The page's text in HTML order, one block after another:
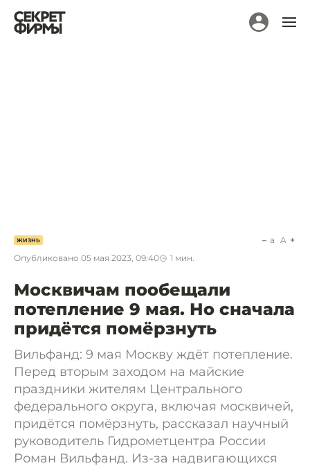
ЖИЗНЬ
Опубликовано 05 мая 2023, 09:40 1 мин.
a A
Москвичам пообещали
потепление 9 мая. Но сначала
придётся помёрзнуть
Вильфанд: 9 мая Москву ждёт потепление.
Перед вторым заходом на майские
праздники жителям Центрального
федерального округа, включая москвичей,
придётся помёрзнуть, рассказал научный
руководитель Гидрометцентра России
Роман Вильфанд. Из-за надвигающихся